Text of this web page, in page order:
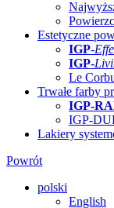
Estetyczne
IGP-
IGP-
Le
Trwałe farby
IGP-
IGP-
Lakiery
Powrót
polski
English